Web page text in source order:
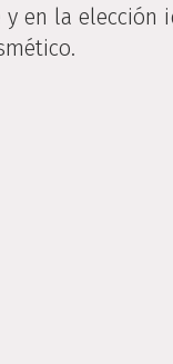
en la elección